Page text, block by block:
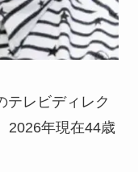
テレビディレク
2026年現在44歳